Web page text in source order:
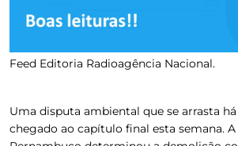
Feed Editoria Radioagência Nacional.
Uma disputa ambiental que se arrasta
chegado ao capítulo final esta semana.